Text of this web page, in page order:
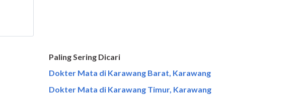
Paling Sering Dicari
Dokter Mata di Karawang Barat, Karawang
Dokter Mata di Karawang Timur, Karawang